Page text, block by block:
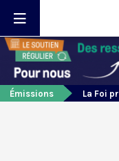
Émissions La Foi